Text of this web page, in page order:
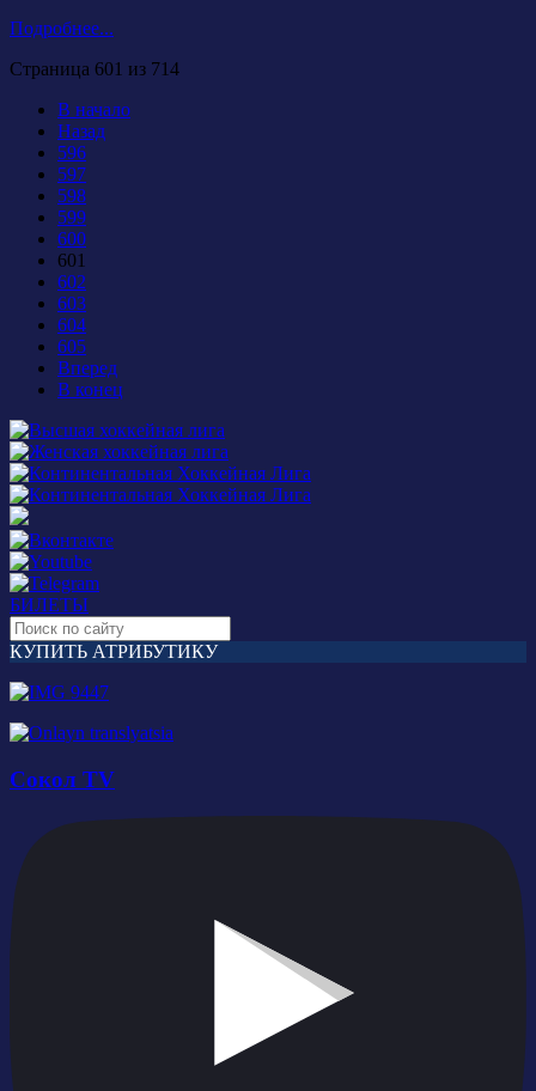
Подробнее...
Страница 601 из 714
В начало
Назад
596
597
598
599
600
601
602
603
604
605
Вперед
В конец
БИЛЕТЫ
КУПИТЬ АТРИБУТИКУ
Сокол TV